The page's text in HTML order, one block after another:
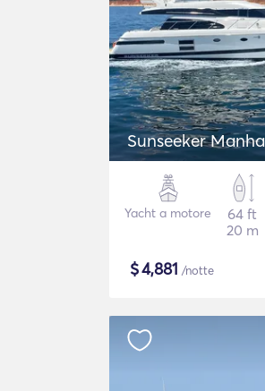
Sunseeker
Yacht a motore
64 ft
20 m
$4,881 /notte